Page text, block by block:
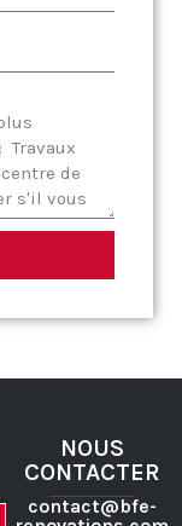
NOUS
CONTACTER
contact@bfe-